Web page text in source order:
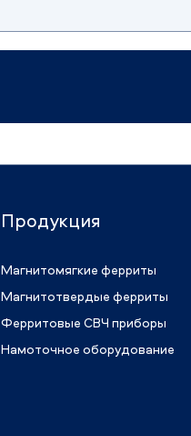
Продукция
Магнитомягкие ферриты
Магнитотвердые ферриты
Ферритовые СВЧ приборы
Намоточное оборудование